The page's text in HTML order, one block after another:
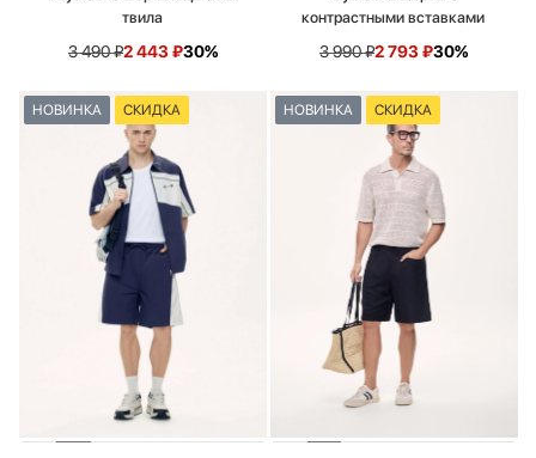
твила
3 490₽2 443₽30%
контрастными вставками
3 990₽2 793₽30%
НОВИНКА СКИДКА НОВИНКА СКИДКА